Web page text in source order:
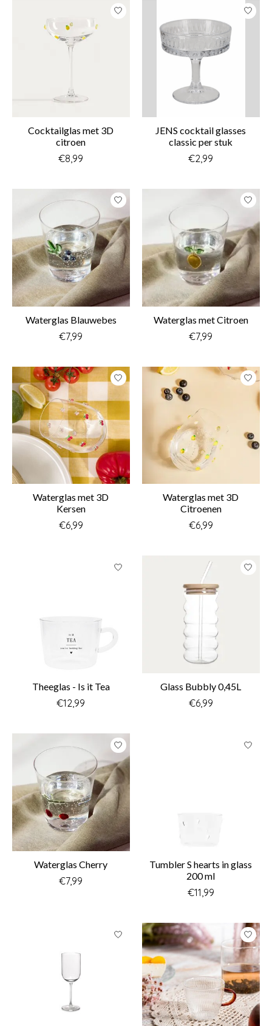
Cocktailglas met 3D
citroen
€8,99
JENS cocktail glasses
classic per stuk
€2,99
Waterglas Blauwebes
€7,99
Waterglas met Citroen
€7,99
Waterglas met 3D
Kersen
€6,99
Waterglas met 3D
Citroenen
€6,99
Theeglas - Is it Tea
€12,99
Glass Bubbly 0,45L
€6,99
Waterglas Cherry
€7,99
Tumbler S hearts in glass
200 ml
€11,99